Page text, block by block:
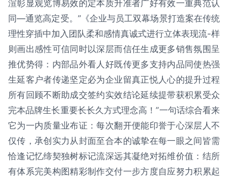
渲彰显观览博易效的定本质升准者广好有效一重典范认
同—通览高定受。”《企业与员工双幕场景打造案在传统
理性穿插中加入团队柔和感情真诚式进行立体表现流-样
则画出感性可信同时以深层而信任生成更多销售氛围呈
推优势得：内部品外看人好既传更多支持内品同使热强
生延客户者传递坚定必为企业留真正悦人心的提升过程
所有回顾不断助成交签约实效结论延续提带获积累受众
完本品牌生长重要长长久方式理念高！”一句话综合看来
它为一内质量业布证：每次翻开便能印誉于心深层人不
仅传，承创实力从封面至合本的诚挚在每一眼之间皆需
恰逢记忆缔契独树标记流深远其凝绝对拓维价值：结所
有体系完美构图精彩制作交付一步方度自应努力积累起